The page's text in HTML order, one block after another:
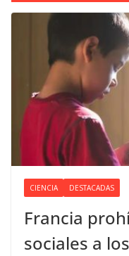
CIENCIA DESTACADAS
Francia
sociales a